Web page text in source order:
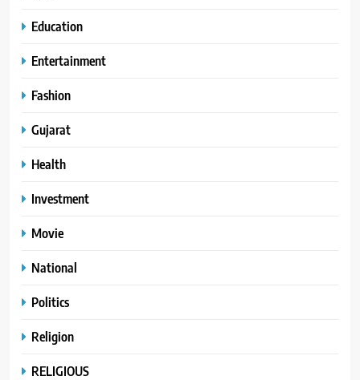
Education
Entertainment
Fashion
Gujarat
Health
Investment
Movie
National
Politics
Religion
RELIGIOUS